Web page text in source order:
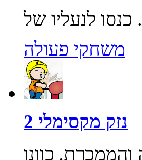
משחקי פעולה
נזק מקסימלי 2